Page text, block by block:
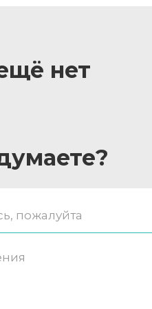
нет